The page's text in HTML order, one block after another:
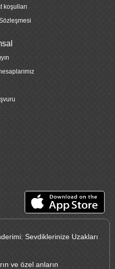
koşulları
Sevdiklerinize Uzakları
ve özel anların